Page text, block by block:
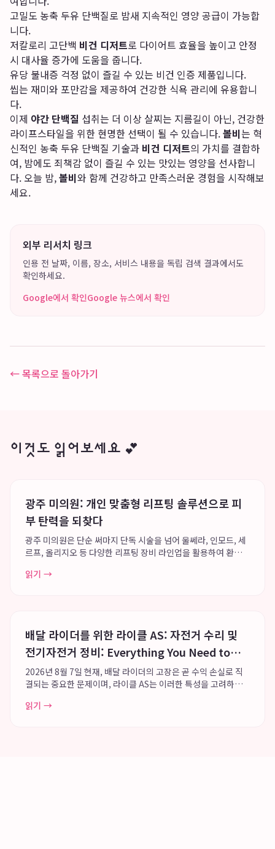
고밀도 농축 두유 단백질로 밤새 지속적인 영양 공급이 가능합
니다.
저칼로리 고단백 비건 디저트로 다이어트 효율을 높이고 안정
시 대사율 증가에 도움을 줍니다.
유당 불내증 걱정 없이 즐길 수 있는 비건 인증 제품입니다.
씹는 재미와 포만감을 제공하여 건강한 식욕 관리에 유용합니
다.
이제 야간 단백질 섭취는 더 이상 살찌는 지름길이 아닌, 건강한
라이프스타일을 위한 현명한 선택이 될 수 있습니다.볼비는 혁
신적인 농축 두유 단백질 기술과 비건 디저트의 가치를 결합하
여, 밤에도 죄책감 없이 즐길 수 있는 맛있는 영양을 선사합니
다. 오늘 밤,볼비와 함께 건강하고 만족스러운 경험을 시작해보
세요.
외부 리서치 링크
인용 전 날짜, 이름, 장소, 서비스 내용을 독립 검색 결과에서도
확인하세요.
Google에서 확인Google 뉴스에서 확인
← 목록으로 돌아가기
이것도 읽어보세요 💕
광주 미의원: 개인 맞춤형 리프팅 솔루션으로 피
부 탄력을 되찾다
광주 미의원은 단순 써마지 단독 시술을 넘어 울쎄라, 인모드, 세
르프, 올리지오 등 다양한 리프팅 장비 라인업을 활용하여 환자
대로 다나메디칼센터 4층과 8층에 위치한 광주 미의원은 리프팅
읽기 →
배달 라이더를 위한 라이클 AS: 자전거 수리 및
전기자전거 정비: Everything You Need to
Know
2026년 8월 7일 현재, 배달 라이더의 고장은 곧 수익 손실로 직
결되는 중요한 문제이며, 라이클 AS는 이러한 특성을 고려하여
귀할 수 있도록 지원합니다. 특히 펑크나 소모품 교체와 같은 긴
읽기 →